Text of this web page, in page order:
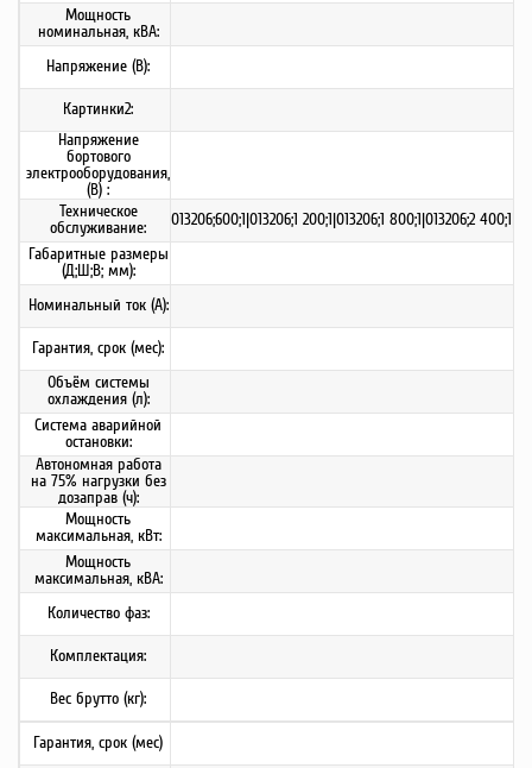
Мощность
номинальная, кВА:
Напряжение (В):
Картинки2:
Напряжение
бортового
электрооборудования,
(В) :
Техническое
обслуживание:
013206;600;1|013206;1 200;1|013206;1 800;1|013206;2
Габаритные размеры
(Д;Ш;В; мм):
Номинальный ток (А):
Гарантия, срок (мес):
Объём системы
охлаждения (л):
Система аварийной
остановки:
Автономная работа
на 75% нагрузки без
дозаправ (ч):
Мощность
максимальная, кВт:
Мощность
максимальная, кВА:
Количество фаз:
Комплектация:
Вес брутто (кг):
Гарантия, срок (мес)